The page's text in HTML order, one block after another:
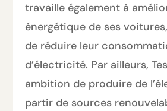
travaille également à
énergétique de ses
de réduire leur
d’électricité. Par ailleurs,
ambition de produire de
partir de sources